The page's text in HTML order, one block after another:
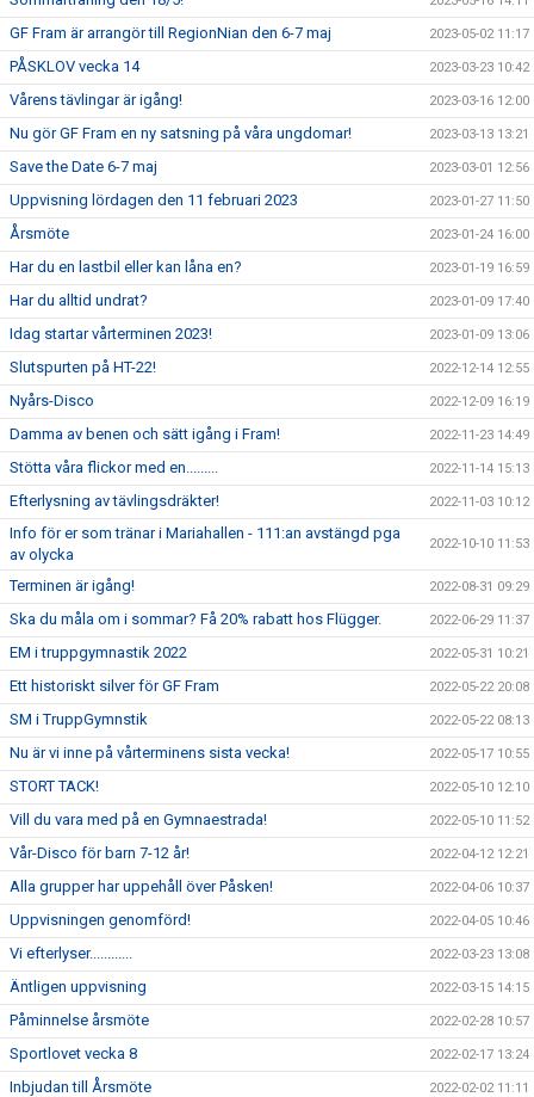
GF Fram är arrangör till RegionNian den 6-7 maj 2023-05-02 11:17
PÅSKLOV vecka 14 2023-03-23 10:42
Vårens tävlingar är igång! 2023-03-16 12:00
Nu gör GF Fram en ny satsning på våra ungdomar! 2023-03-13 13:21
Save the Date 6-7 maj 2023-03-01 12:56
Uppvisning lördagen den 11 februari 2023 2023-01-27 11:50
Årsmöte 2023-01-24 16:00
Har du en lastbil eller kan låna en? 2023-01-19 16:59
Har du alltid undrat? 2023-01-09 17:40
Idag startar vårterminen 2023! 2023-01-09 13:06
Slutspurten på HT-22! 2022-12-14 12:55
Nyårs-Disco 2022-12-09 16:19
Damma av benen och sätt igång i Fram! 2022-11-23 14:49
Stötta våra flickor med en......... 2022-11-14 15:13
Efterlysning av tävlingsdräkter! 2022-11-03 10:12
Info för er som tränar i Mariahallen - 111:an avstängd pga
av olycka
2022-10-10 11:53
Terminen är igång! 2022-08-31 09:29
Ska du måla om i sommar? Få 20% rabatt hos Flügger. 2022-06-29 11:37
EM i truppgymnastik 2022 2022-05-31 10:21
Ett historiskt silver för GF Fram 2022-05-22 20:08
SM i TruppGymnstik 2022-05-22 08:13
Nu är vi inne på vårterminens sista vecka! 2022-05-17 10:55
STORT TACK! 2022-05-10 12:10
Vill du vara med på en Gymnaestrada! 2022-05-10 11:52
Vår-Disco för barn 7-12 år! 2022-04-12 12:21
Alla grupper har uppehåll över Påsken! 2022-04-06 10:37
Uppvisningen genomförd! 2022-04-05 10:46
Vi efterlyser............ 2022-03-23 13:08
Äntligen uppvisning 2022-03-15 14:15
Påminnelse årsmöte 2022-02-28 10:57
Sportlovet vecka 8 2022-02-17 13:24
Inbjudan till Årsmöte 2022-02-02 11:11